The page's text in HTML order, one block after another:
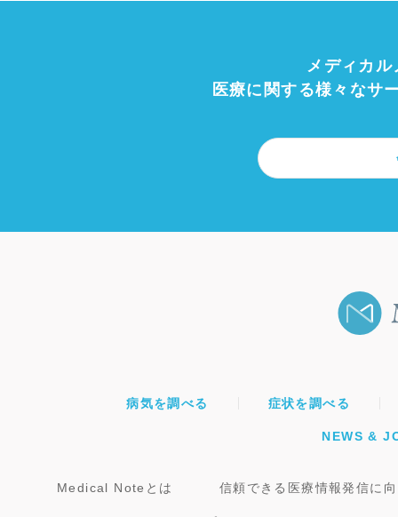
メディカ
医療に関する様々なサ
病気を調べる 症状を調べる
NEWS &
Medical Noteとは 信頼できる医療情報発信に